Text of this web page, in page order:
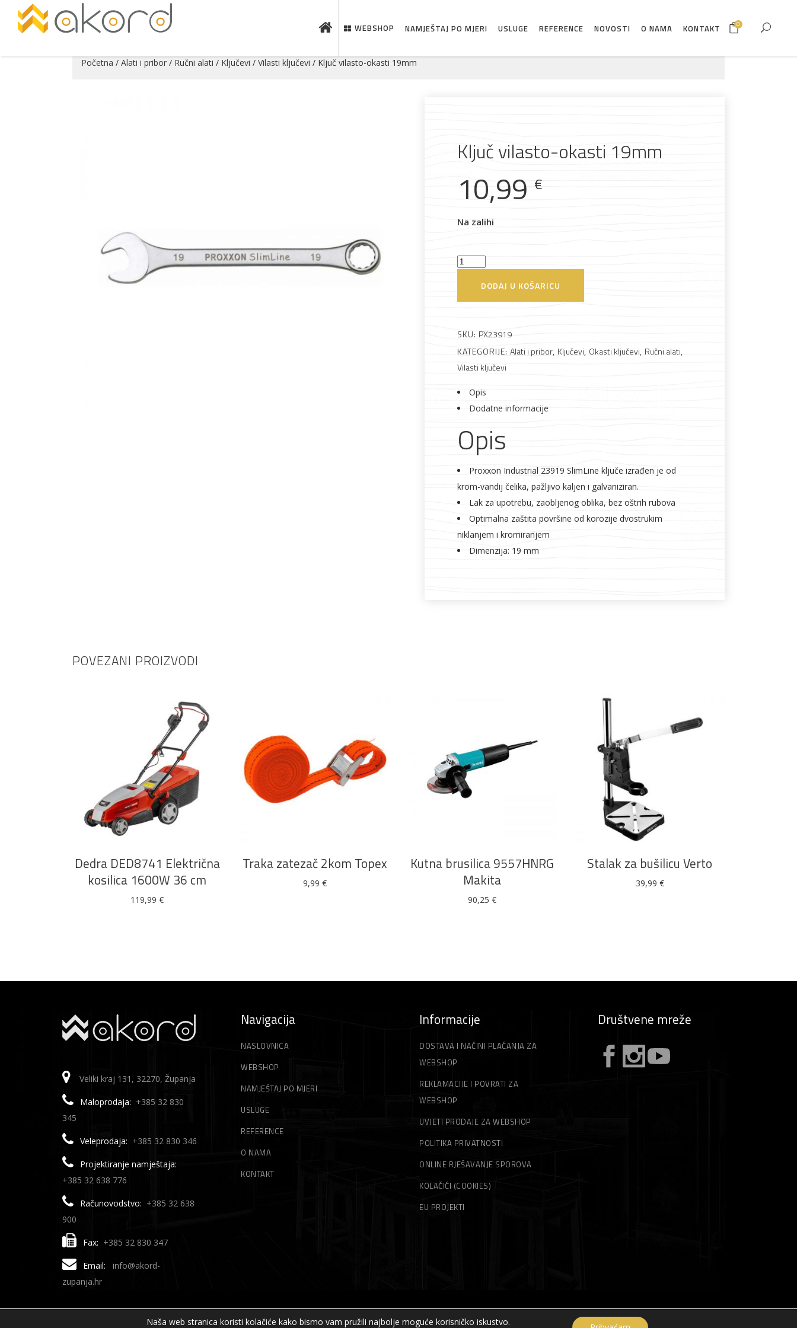
Pogledajte što je novo u ponudi
Rasvjeta Boje i lakovi
Elektromaterijal Vijčana roba
WEBSHOP NAMJEŠTAJ PO MJERI USLUGE REFERENCE NOVOSTI O NAMA KONTAKT 0
Početna / Alati i pribor / Ručni alati / Ključevi / Vilasti ključevi / Ključ vilasto-okasti 19mm
Ključ vilasto-okasti 19mm
10,99 €
Na zalihi
Ključ
okasti
DODAJ U KOŠARICU
SKU: PX23919
KATEGORIJE: Alati i pribor, Ključevi, Okasti ključevi, Ručni alati,
Vilasti ključevi
Opis
Dodatne informacije
Opis
Proxxon Industrial 23919 SlimLine ključe izrađen je od
krom-vandij čelika, pažljivo kaljen i galvaniziran.
Lak za upotrebu, zaobljenog oblika, bez oštrih rubova
Optimalna zaštita površine od korozije dvostrukim
niklanjem i kromiranjem
Dimenzija: 19 mm
POVEZANI PROIZVODI
DODAJ U KOŠARICU
Dedra DED8741 Električna
kosilica 1600W 36 cm
119,99€
Traka zatezač 2kom Topex
9,99 €
Kutna brusilica 9557HNRG
Makita
90,25€
DODAJ U KOŠARICU
Stalak za bušilicu Verto
39,99 €
Veliki kraj 131, 32270, Županja
Maloprodaja: +385 32 830
345
Veleprodaja: +385 32 830 346
Projektiranje namještaja:
+385 32 638 776
Računovodstvo: +385 32 638
900
Fax: +385 32 830 347
Email:
info@akord-
zupanja.hr
Navigacija
NASLOVNICA
WEBSHOP
NAMJEŠTAJ PO MJERI
USLUGE
REFERENCE
O NAMA
KONTAKT
Informacije
DOSTAVA I NAČINI PLAĆANJA ZA
WEBSHOP
REKLAMACIJE I POVRATI ZA
WEBSHOP
UVJETI PRODAJE ZA WEBSHOP
POLITIKA PRIVATNOSTI
ONLINE RJEŠAVANJE SPOROVA
KOLAČIĆI (COOKIES)
EU PROJEKTI
Društvene mreže
Naša web stranica koristi kolačiće kako bismo vam pružili najbolje moguće korisničko iskustvo.